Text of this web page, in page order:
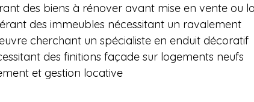
des biens à rénover avant mise en vente ou
des immeubles nécessitant un ravalement
cherchant un spécialiste en enduit décoratif
des finitions façade sur logements neufs
et gestion locative